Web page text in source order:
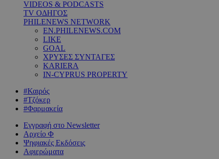
VIDEOS & PODCASTS
TV ΟΔΗΓΟΣ
PHILENEWS NETWORK
EN.PHILENEWS.COM
LIKE
GOAL
ΧΡΥΣΕΣ ΣΥΝΤΑΓΕΣ
KARIERA
IN-CYPRUS PROPERTY
#Καιρός
#Τζόκερ
#Φαρμακεία
Εγγραφή στο Newsletter
Αρχείο Φ
Ψηφιακές Εκδόσεις
Αφιερώματα